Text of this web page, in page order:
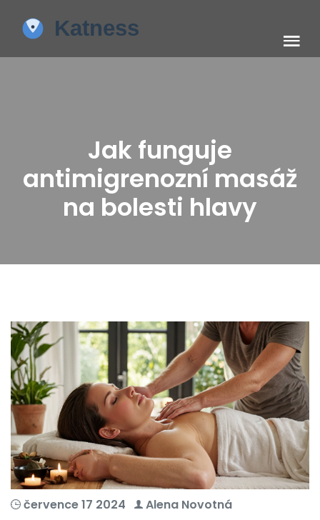
Jak funguje
antimigrenozní masáž
na bolesti hlavy
července 17 2024
Alena Novotná